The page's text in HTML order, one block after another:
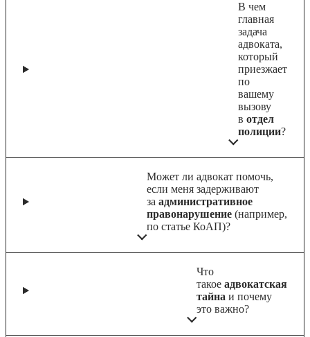
В чем
главная
задача
адвоката,
который
приезжает
по
вашему
вызову
в отдел
полиции?
Может ли адвокат помочь,
если меня задерживают
за административное
правонарушение (например,
по статье КоАП)?
Что
такое адвокатская
тайна и почему
это важно?